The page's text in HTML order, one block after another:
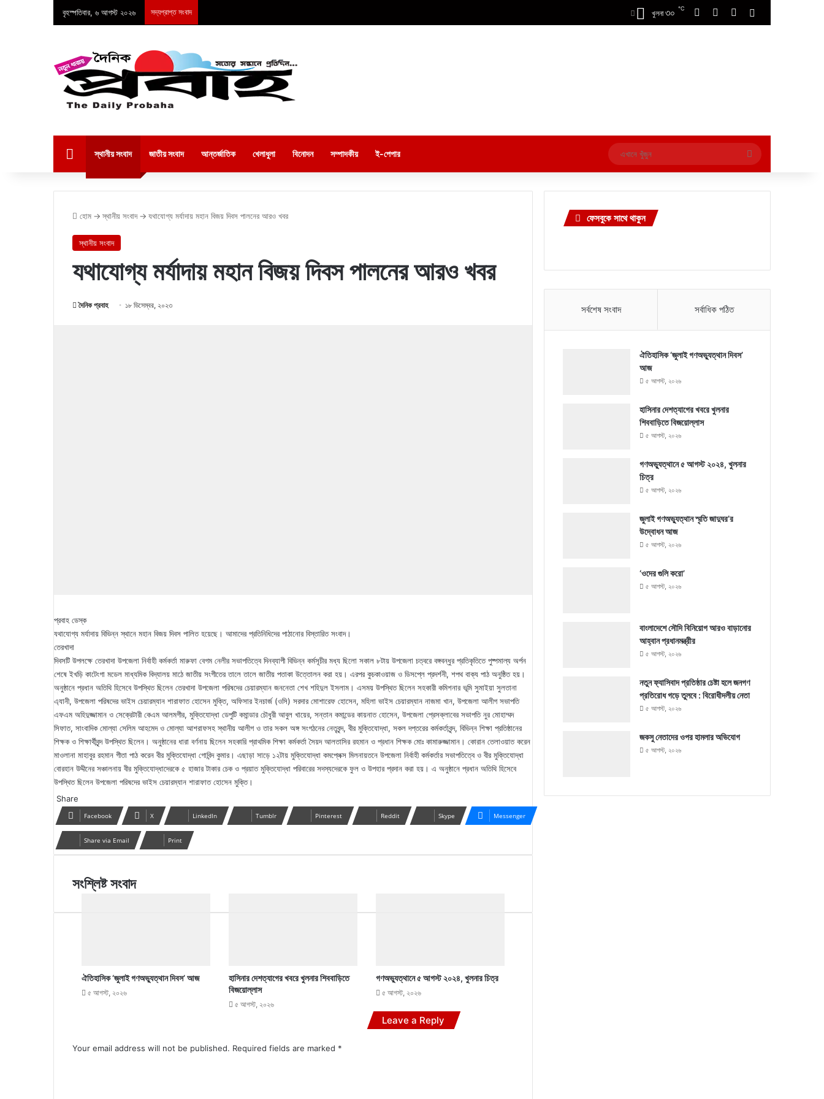
বৃহস্পতিবার, ৬ আগস্ট ২০২৬ সদ্যপ্রাপ্ত সংবাদ খুলনা ৩০ ℃ Facebook YouTube
স্থানীয় সংবাদ জাতীয় সংবাদ আন্তর্জাতিক খেলাধুলা বিনোদন সম্পাদকীয় ই-পেপার
এখানে
খুঁজুন
হোম → স্থানীয় সংবাদ → যথাযোগ্য মর্যাদায় মহান বিজয় দিবস পালনের আরও খবর
স্থানীয় সংবাদ
যথাযোগ্য মর্যাদায় মহান বিজয় দিবস পালনের আরও খবর
দৈনিক প্রবাহ ১৮ ডিসেম্বর, ২০২৩
প্রবাহ ডেস্ক
যথাযোগ্য মর্যাদায় বিভিন্ন স্থানে মহান বিজয় দিবস পালিত হয়েছে। আমাদের প্রতিনিধিদের পাঠানোর বিস্তারিত সংবাদ।
তেরখাদা
দিবসটি উপলক্ষে তেরখাদা উপজেলা নির্বাহী কর্মকর্তা মারুফা বেগম নেলীর সভাপতিত্বে দিনব্যাপী বিভিন্ন কর্মসূচীর মধ্য ছিলো সকাল ৮টায় উপজেলা চত্বরে বঙ্গবন্ধুর প্রতিকৃতিতে পুষ্পমাল্য অর্পন
শেষে ইখড়ি কাটেংগা মডেল মাধ্যমিক বিদ্যালয় মাঠে জাতীয় সংগীতের তালে তালে জাতীয় পতাকা উত্তোলন করা হয়। এরপর কুচকাওয়াজ ও ডিসপ্লে প্রদর্শনী, শপথ বাক্য পাঠ অনুষ্ঠিত হয়।
অনুষ্ঠানে প্রধান অতিথি হিসেবে উপস্থিত ছিলেন তেরখাদা উপজেলা পরিষদের চেয়ারম্যান জননেতা শেখ শহিদুল ইসলাম। এসময় উপস্থিত ছিলেন সহকারী কমিশনার ভূমি সুমাইয়া সুলতানা
এ্যানী, উপজেলা পরিষদের ভাইস চেয়ারম্যান শারাফাত হোসেন মুক্তি, অফিসার ইনচার্জ (ওসি) সরদার মোশারেফ হোসেন, মহিলা ভাইস চেয়ারম্যান নাজমা খান, উপজেলা আলীগ সভাপতি
এফএম অহিদুজ্জামান ও সেক্রেটারী কেএম আলমগীর, মুক্তিযোদ্ধা ডেপুটি কমান্ডার চৌধুরী আবুল খায়ের, সন্তান কমান্ডের কায়নাত হোসেন, উপজেলা প্রেসক্লাবের সভাপতি নুর মোহাম্মদ
সিফাত, সাংবাদিক মোল্যা সেলিম আহমেদ ও মোল্যা আশরাফসহ স্থানীয় আলীগ ও তার সকল অঙ্গ সংগঠনের নেতৃবৃন্দ, বীর মুক্তিযোদ্ধা, সকল দপ্তরের কর্মকর্তাবৃন্দ, বিভিন্ন শিক্ষা প্রতিষ্ঠানের
শিক্ষক ও শিক্ষার্থীবৃন্দ উপস্থিত ছিলেন। অনুষ্ঠানের ধারা বর্ণনায় ছিলেন সহকারি প্রাথমিক শিক্ষা কর্মকর্তা সৈয়দ আলতাসির রহমান ও প্রধান শিক্ষক মোঃ কামারুজ্জামান। কোরান তেলাওয়াত করেন
মাওলানা মাহাবুর রহমান গীতা পাঠ করেন বীর মুক্তিযোদ্ধা গোবিন্দ কুমার। এছাড়া সাড়ে ১২টায় মুক্তিযোদ্ধা কমপ্লেক্স মিলনায়তনে উপজেলা নির্বাহী কর্মকর্তার সভাপতিত্বে ও বীর মুক্তিযোদ্ধা
বোরহান উদ্দীনের সঞ্চালনায় বীর মুক্তিযোদ্ধাদেরকে ৫ হাজার টাকার চেক ও প্রয়াত মুক্তিযোদ্ধা পরিবারের সদস্যদেরকে ফুল ও উপহার প্রদান করা হয়। এ অনুষ্ঠানে প্রধান অতিথি হিসেবে
উপস্থিত ছিলেন উপজেলা পরিষদের ভাইস চেয়ারম্যান শারাফাত হোসেন মুক্তি।
Share
Facebook X LinkedIn Tumblr Pinterest Reddit Skype Messenger
Share via Email Print
সংশ্লিষ্ট সংবাদ
ঐতিহাসিক ‘জুলাই গণঅভ্যুত্থান দিবস’ আজ
৫ আগস্ট, ২০২৬
হাসিনার দেশত্যাগের খবরে খুলনার শিববাড়িতে
বিজয়োল্লাস
৫ আগস্ট, ২০২৬
গণঅভ্যুত্থানে ৫ আগস্ট ২০২৪, খুলনার চিত্র
৫ আগস্ট, ২০২৬
Leave a Reply
Your email address will not be published. Required fields are marked *
ফেসবুকে সাথে থাকুন
সর্বশেষ সংবাদ সর্বাধিক পঠিত
ঐতিহাসিক ‘জুলাই গণঅভ্যুত্থান দিবস’
আজ
৫ আগস্ট, ২০২৬
হাসিনার দেশত্যাগের খবরে খুলনার
শিববাড়িতে বিজয়োল্লাস
৫ আগস্ট, ২০২৬
গণঅভ্যুত্থানে ৫ আগস্ট ২০২৪, খুলনার
চিত্র
৫ আগস্ট, ২০২৬
জুলাই গণঅভ্যুত্থান স্মৃতি জাদুঘর’র
উদ্বোধন আজ
৫ আগস্ট, ২০২৬
‘ওদের গুলি করো’
৫ আগস্ট, ২০২৬
বাংলাদেশে সৌদি বিনিয়োগ আরও বাড়ানোর
আহ্বান প্রধানমন্ত্রীর
৫ আগস্ট, ২০২৬
নতুন ফ্যাসিবাদ প্রতিষ্ঠার চেষ্টা হলে জনগণ
প্রতিরোধ গড়ে তুলবে : বিরোধীদলীয় নেতা
৫ আগস্ট, ২০২৬
জকসু নেতাদের ওপর হামলার অভিযোগ
৫ আগস্ট, ২০২৬